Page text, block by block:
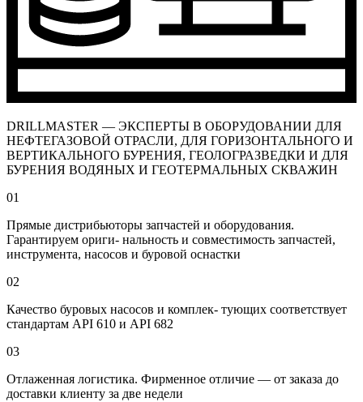
DRILLMASTER — ЭКСПЕРТЫ В ОБОРУДОВАНИИ ДЛЯ
НЕФТЕГАЗОВОЙ ОТРАСЛИ, ДЛЯ ГОРИЗОНТАЛЬНОГО И
ВЕРТИКАЛЬНОГО БУРЕНИЯ, ГЕОЛОГРАЗВЕДКИ И ДЛЯ
БУРЕНИЯ ВОДЯНЫХ И ГЕОТЕРМАЛЬНЫХ СКВАЖИН
01
Прямые дистрибьюторы запчастей и оборудования.
Гарантируем ориги- нальность и совместимость запчастей,
инструмента, насосов и буровой оснастки
02
Качество буровых насосов и комплек- тующих соответствует
стандартам API 610 и API 682
03
Отлаженная логистика. Фирменное отличие — от заказа до
доставки клиенту за две недели